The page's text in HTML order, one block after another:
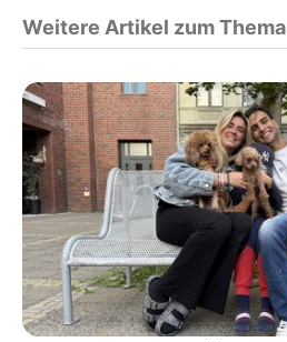
Weitere Artikel zum Thema